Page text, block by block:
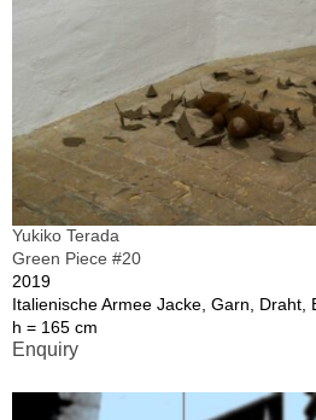
Yukiko Terada
Green Piece #20
2019
Italienische Armee Jacke, Garn, Draht,
h = 165 cm
Enquiry